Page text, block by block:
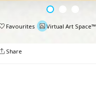
Favourites Virtual Art Space™
Share